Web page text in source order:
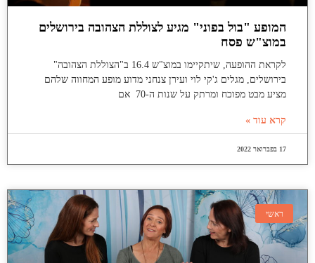
המופע "בול בפוני" מגיע לצוללת הצהובה בירושלים
במוצ"ש פסח
לקראת ההופעה, שיתקיימו במוצ"ש 16.4 ב"הצוללת הצהובה"
בירושלים, מגלים ג'קי לוי ועירן צנחני מדוע מופע המחווה שלהם
מציע מבט מפוכח ומרתק על שנות ה-70 אם
קרא עוד »
17 בפברואר 2022
ראשי